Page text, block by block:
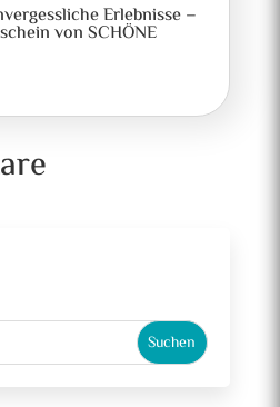
Erlebnisse –
von SCHÖNE